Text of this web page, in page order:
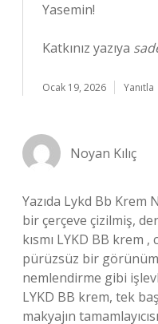
Yasemin!
Katkınız yazıya
Ocak 19, 2026 Yanıtla
Noyan Kılıç
Yazıda Lykd Bb Krem
bir çerçeve çizilmiş,
kısmı LYKD BB krem
pürüzsüz bir
nemlendirme gibi
LYKD BB krem, tek
makyajın